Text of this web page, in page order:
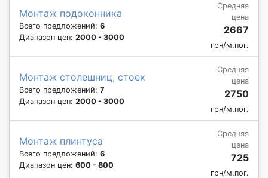
Монтаж подоконника
Всего предложений: 6
Диапазон цен: 2000 - 3000
Средняя
цена
2667
грн/м.пог.
Монтаж столешниц, стоек
Всего предложений: 7
Диапазон цен: 2000 - 3000
Средняя
цена
2750
грн/м.пог.
Монтаж плинтуса
Всего предложений: 6
Диапазон цен: 600 - 800
Средняя
цена
725
грн/м.пог.